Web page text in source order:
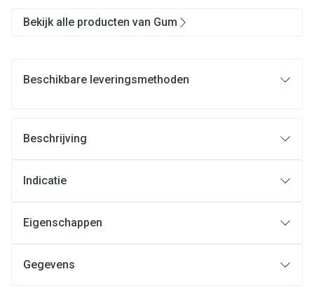
Bekijk alle producten van Gum
Beschikbare leveringsmethoden
Beschrijving
Indicatie
Eigenschappen
Gegevens